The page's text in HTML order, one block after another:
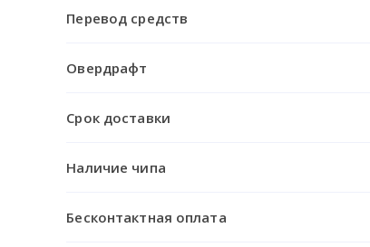
Перевод средств
Овердрафт
Срок доставки
Наличие чипа
Бесконтактная оплата